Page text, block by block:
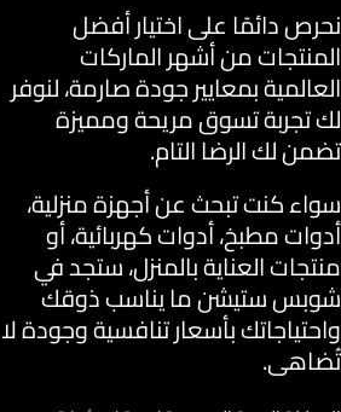
نحرص دائمًا على اختيار أفضل
المنتجات من أشهر الماركات
العالمية بمعايير جودة صارمة، لنوفر
لك تجربة تسوق مريحة ومميزة
تضمن لك الرضا التام.
سواء كنت تبحث عن أجهزة منزلية،
أدوات مطبخ، أدوات كهربائية، أو
منتجات العناية بالمنزل، ستجد في
شوبس ستيشن ما يناسب ذوقك
واحتياجاتك بأسعار تنافسية وجودة لا
تُضاهى.